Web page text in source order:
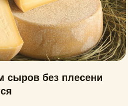
сыров без плесени